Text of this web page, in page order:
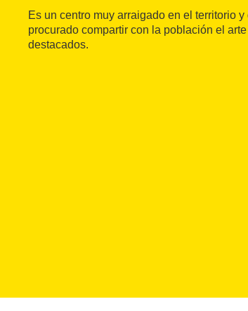
Es un centro muy arraigado en el territorio
procurado compartir con la población el
destacados.